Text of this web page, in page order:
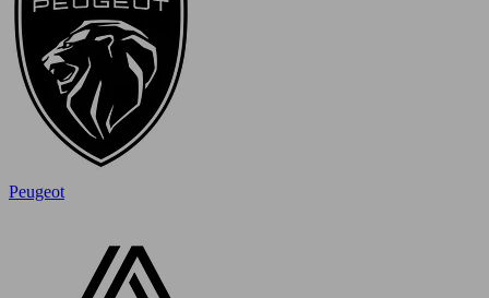
Peugeot